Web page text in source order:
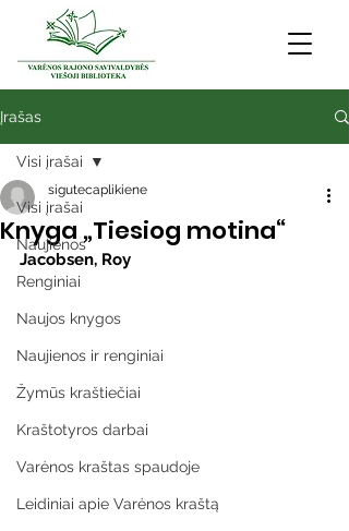
Įrašas
Visi įrašai
Naujienos
Renginiai
Naujos knygos
Naujienos ir renginiai
Žymūs kraštiečiai
Kraštotyros darbai
Varėnos kraštas spaudoje
Leidiniai apie Varėnos kraštą
Visi įrašai
Knyga „Tiesiog motina“
sigutecaplikiene
Jacobsen, Roy